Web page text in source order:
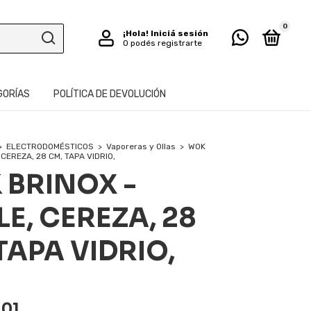
¡Hola! Iniciá sesión
O podés registrarte
0
POLÍTICA DE DEVOLUCIÓN
ELECTRODOMÉSTICOS > Vaporeras y Ollas > WOK
28 CM, TAPA VIDRIO,
BRINOX -
CEREZA, 28
VIDRIO,